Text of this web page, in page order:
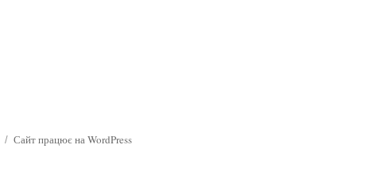
Сайт працює на WordPress